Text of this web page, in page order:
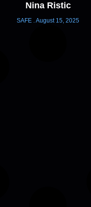
Nina Ristic
SAFE August 15, 2025